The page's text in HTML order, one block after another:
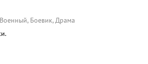
Боевик, Драма